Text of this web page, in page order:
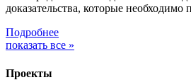
доказательства, которые необходимо
Подробнее
показать все »
Проекты